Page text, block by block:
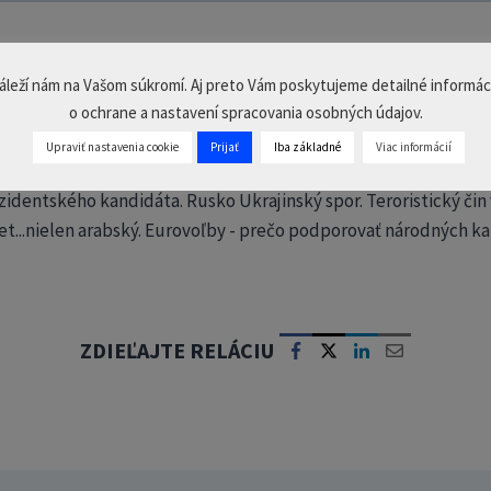
zvtv PLUS? Prihláste sa a dopozerajte
PRIHLÁSIŤ SA
kandidáta. Rusko Ukrajinský spor. Teroristický čin
arabský. Eurovoľby - prečo podporovať národných
ZDIEĽAJTE RELÁCIU
nám na Vašom súkromí. Aj preto Vám poskytujeme detailné
o ochrane a nastavení spracovania osobných údajov.
Upraviť nastavenia cookie Prijať Iba základné Viac informácií